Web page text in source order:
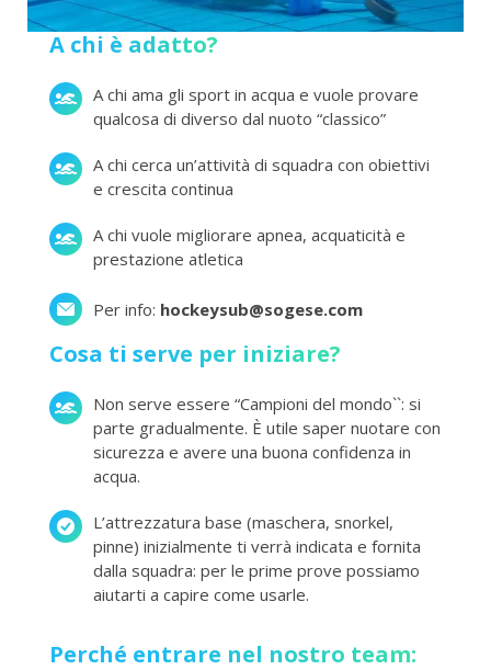
A chi è adatto?
A chi ama gli sport in acqua e vuole provare
qualcosa di diverso dal nuoto “classico”
A chi cerca un’attività di squadra con obiettivi
e crescita continua
A chi vuole migliorare apnea, acquaticità e
prestazione atletica
Per info: hockeysub@sogese.com
Cosa ti serve per iniziare?
Non serve essere “Campioni del mondo``: si
parte gradualmente. È utile saper nuotare con
sicurezza e avere una buona confidenza in
acqua.
L’attrezzatura base (maschera, snorkel,
pinne) inizialmente ti verrà indicata e fornita
dalla squadra: per le prime prove possiamo
aiutarti a capire come usarle.
Perché entrare nel nostro team: